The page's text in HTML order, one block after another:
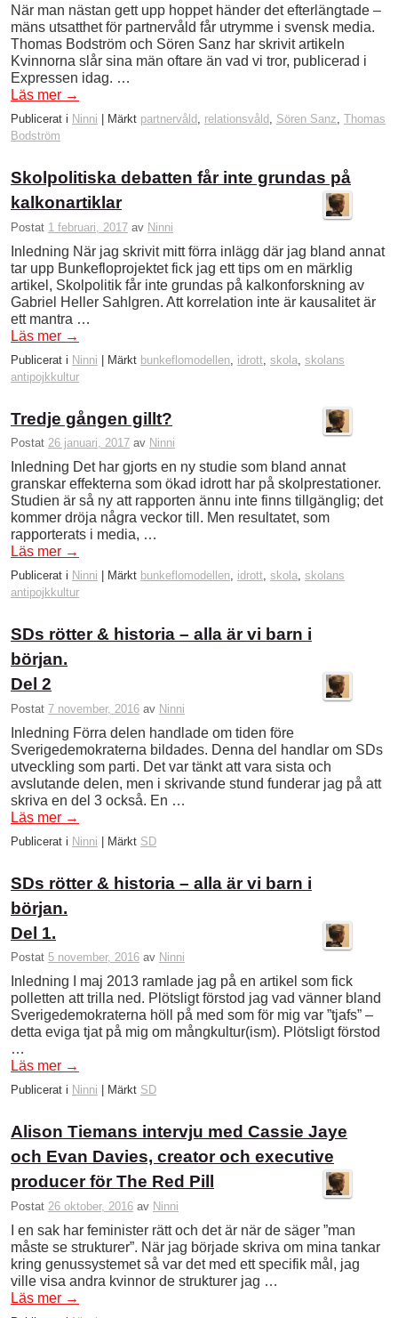
När man nästan gett upp hoppet händer det efterlängtade –
mäns utsatthet för partnervåld får utrymme i svensk media.
Thomas Bodström och Sören Sanz har skrivit artikeln
Kvinnorna slår sina män oftare än vad vi tror, publicerad i
Expressen idag. …
Läs mer →
Publicerat i Ninni Märkt partnervåld , relationsvåld , Sören Sanz, Thomas
Bodström
Skolpolitiska debatten får inte grundas på
kalkonartiklar
Postat 1 februari, 2017 av Ninni
Inledning När jag skrivit mitt förra inlägg där jag bland annat
tar upp Bunkefloprojektet fick jag ett tips om en märklig
artikel, Skolpolitik får inte grundas på kalkonforskning av
Gabriel Heller Sahlgren. Att korrelation inte är kausalitet är
ett mantra …
Läs mer →
Publicerat i Ninni Märkt bunkeflomodellen idrott skola skolans
antipojkkultur
Tredje gången gillt?
Postat 26 januari, 2017 av Ninni
Inledning Det har gjorts en ny studie som bland annat
granskar effekterna som ökad idrott har på skolprestationer.
Studien är så ny att rapporten ännu inte finns tillgänglig; det
kommer dröja några veckor till. Men resultatet, som
rapporterats i media, …
Läs mer →
Publicerat i Ninni Märkt bunkeflomodellen, idrott, skola, skolans
antipojkkultur
SDs rötter & historia – alla är vi barn i
början.
Del 2
Postat 7 november, 2016 av Ninni
Inledning Förra delen handlade om tiden före
Sverigedemokraterna bildades. Denna del handlar om SDs
utveckling som parti. Det var tänkt att vara sista och
avslutande delen, men i skrivande stund funderar jag på att
skriva en del 3 också. En …
Läs mer →
Publicerat i Ninni | Märkt SD
SDs rötter & historia – alla är vi barn i
början.
Del 1.
Postat 5 november, 2016 av Ninni
Inledning I maj 2013 ramlade jag på en artikel som fick
polletten att trilla ned. Plötsligt förstod jag vad vänner bland
Sverigedemokraterna höll på med som för mig var ”tjafs” –
detta eviga tjat på mig om mångkultur(ism). Plötsligt förstod
…
Läs mer →
Publicerat i Ninni Märkt SD
Alison Tiemans intervju med Cassie Jaye
och Evan Davies, creator och executive
producer för The Red Pill
Postat 26 oktober, 2016 av Ninni
I en sak har feminister rätt och det är när de säger ”man
måste se strukturer”. När jag började skriva om mina tankar
kring genussystemet så var det med ett specifik mål, jag
ville visa andra kvinnor de strukturer jag …
Läs mer →